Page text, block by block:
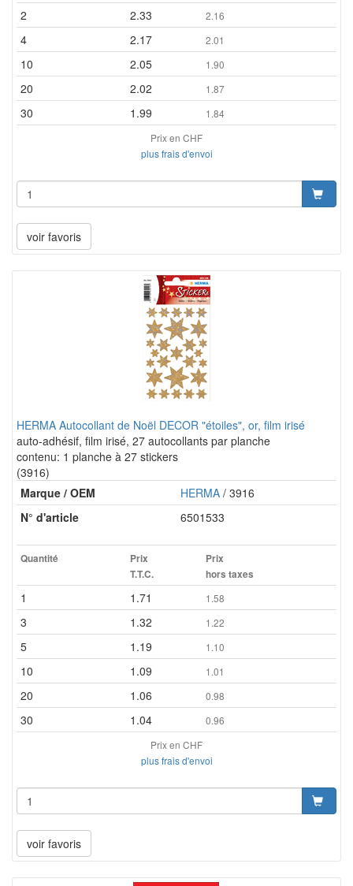
2 2.33 2.16
4 2.17 2.01
10 2.05 1.90
20 2.02 1.87
30 1.99
1.84
Prix en CHF
plus frais d'envoi
voir favoris
HERMA Autocollant de Noël DECOR "étoiles", or, film irisé
auto-adhésif, film irisé, 27 autocollants par planche
contenu: 1 planche à 27 stickers
(3916)
Marque / OEM
HERMA / 3916
N° d'article
6501533
Quantité
Prix
T.T.C.
Prix
hors taxes
1 1.71 1.58
3 1.32 1.22
5 1.19 1.10
10 1.09 1.01
20 1.06 0.98
30 1.04
0.96
Prix en CHF
plus frais d'envoi
voir favoris